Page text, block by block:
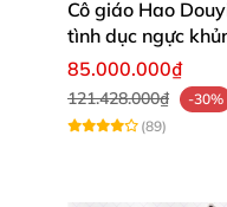
Cô giáo Hao
tình dục ngực
85.000.000₫
121.428.000₫
-30%
(89)